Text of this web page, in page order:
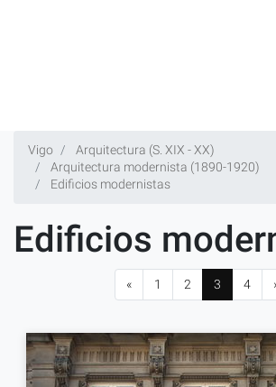
Vigo
Arquitectura (S. XIX - XX)
Arquitectura modernista (1890-1920)
Edificios modernistas
Edificios
« 1 2 3 4